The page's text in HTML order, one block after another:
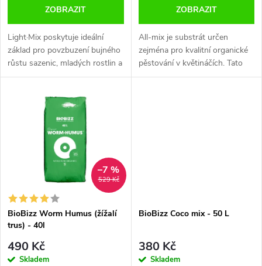
d
u
d
u
ZOBRAZIT
Light·Mix poskytuje ideální
základ pro povzbuzení bujného
růstu sazenic, mladých rostlin a
řízků – hned od začátku.
mikroaktivitu, protože voda...
ZOBRAZIT
All-mix je substrát určen
zejména pro kvalitní organické
pěstování v květináčích. Tato
silně předhnojená substrátová
529 Kč
–7 %
BioBizz Worm Humus (žížalí
trus) - 40l
490 Kč
Skladem
BioBizz Coco mix - 50 L
380 Kč
Skladem